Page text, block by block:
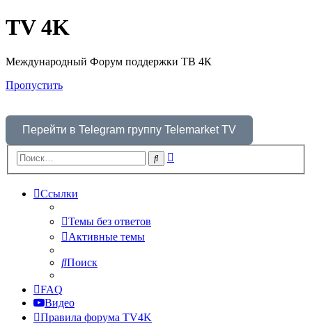
TV 4K
Международный Форум поддержки ТВ 4К
Пропустить
Перейти в Telegram группу Telemarket TV
Поиск
Ссылки
Темы без ответов
Активные темы
Поиск
FAQ
Видео
Правила форума TV4K